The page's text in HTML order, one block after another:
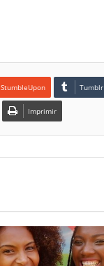
StumbleUpon Tumblr
Imprimir